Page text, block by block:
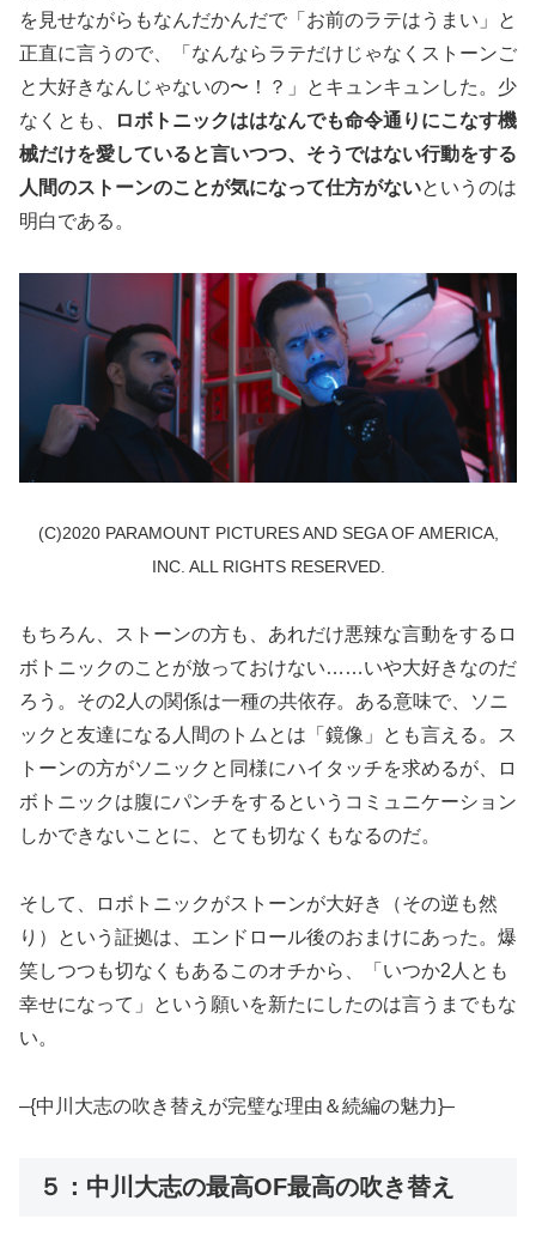
を見せながらもなんだかんだで「お前のラテはうまい」と
正直に言うので、「なんならラテだけじゃなくストーンご
と大好きなんじゃないの〜！？」とキュンキュンした。少
なくとも、
ロボトニックははなんでも命令通りにこなす機
械だけを愛していると言いつつ、そうではない行動をする
人間のストーンのことが気になって仕方がないというのは
明白である。
(C)2020 PARAMOUNT PICTURES AND SEGA OF AMERICA,
INC. ALL RIGHTS RESERVED.
もちろん、ストーンの方も、あれだけ悪辣な言動をするロ
ボトニックのことが放っておけない……いや大好きなのだ
ろう。その2人の関係は一種の共依存。ある意味で、ソニ
ックと友達になる人間のトムとは「鏡像」とも言える。ス
トーンの方がソニックと同様にハイタッチを求めるが、ロ
ボトニックは腹にパンチをするというコミュニケーション
しかできないことに、とても切なくもなるのだ。
そして、ロボトニックがストーンが大好き（その逆も然
り）という証拠は、エンドロール後のおまけにあった。爆
笑しつつも切なくもあるこのオチから、「いつか2人とも
幸せになって」という願いを新たにしたのは言うまでもな
い。
–{中川大志の吹き替えが完璧な理由＆続編の魅力}–
５：中川大志の最高OF最高の吹き替え